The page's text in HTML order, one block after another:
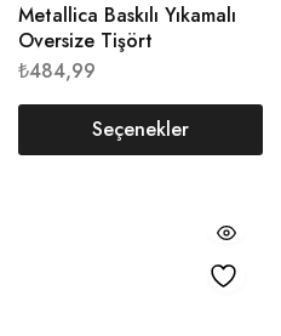
Metallica Baskılı Yıkamalı
Oversize Tişört
₺484,99
Seçenekler